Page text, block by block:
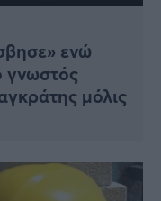
ενώ
γνωστός
μόλις